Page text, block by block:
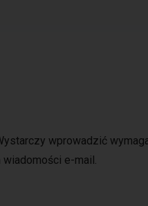
wprowadzić
e-mail.